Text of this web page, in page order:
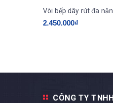
Vòi bếp dây rút đa
2.450.000₫
CÔNG TY